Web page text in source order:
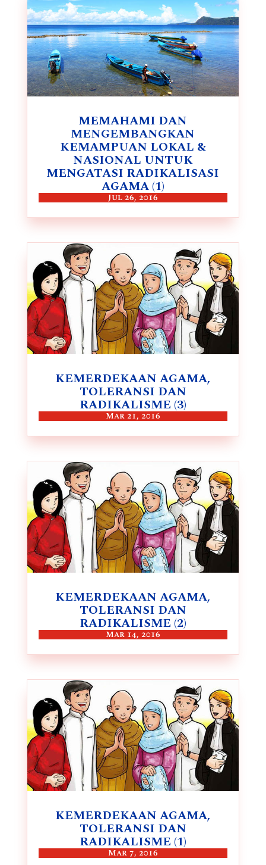
MEMAHAMI DAN
MENGEMBANGKAN
KEMAMPUAN LOKAL &
NASIONAL UNTUK
MENGATASI RADIKALISASI
AGAMA (1)
Jul 26, 2016
KEMERDEKAAN AGAMA,
TOLERANSI DAN
RADIKALISME (3)
Mar 21, 2016
KEMERDEKAAN AGAMA,
TOLERANSI DAN
RADIKALISME (2)
Mar 14, 2016
KEMERDEKAAN AGAMA,
TOLERANSI DAN
RADIKALISME (1)
Mar 7, 2016